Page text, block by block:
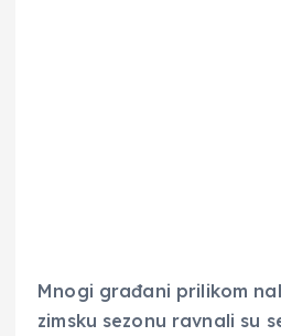
Mnogi građani prilikom
zimsku sezonu ravnali su